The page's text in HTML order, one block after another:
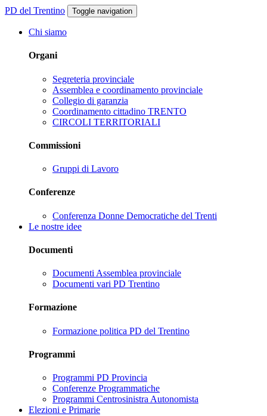
PD del Trentino Toggle navigation
Chi siamo
Organi
Segreteria provinciale
Assemblea e coordinamento provinciale
Collegio di garanzia
Coordinamento cittadino TRENTO
CIRCOLI TERRITORIALI
Commissioni
Gruppi di Lavoro
Conferenze
Conferenza Donne Democratiche del Trenti
Le nostre idee
Documenti
Documenti Assemblea provinciale
Documenti vari PD Trentino
Formazione
Formazione politica PD del Trentino
Programmi
Programmi PD Provincia
Conferenze Programmatiche
Programmi Centrosinistra Autonomista
Elezioni e Primarie